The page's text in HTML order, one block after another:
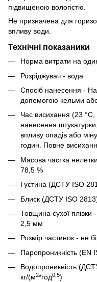
підвищеною вологістю.
Не призначена для
впливу води.
Технічні показаники
Норма витрати на
Розріджувач - вода
Спосіб нанесення -
допомогою кельми
Час висихання (23
нанесення
впливу опадів або
годин. Повне
Масова частка
78,5 %
Густина (ДСТУ ISO
Блиск (ДСТУ ISO
Товщина сухої плівки
2,5 мм
Розмір частинок - не
Паропроникність
Водопроникність
кг/(м2*год0,5)